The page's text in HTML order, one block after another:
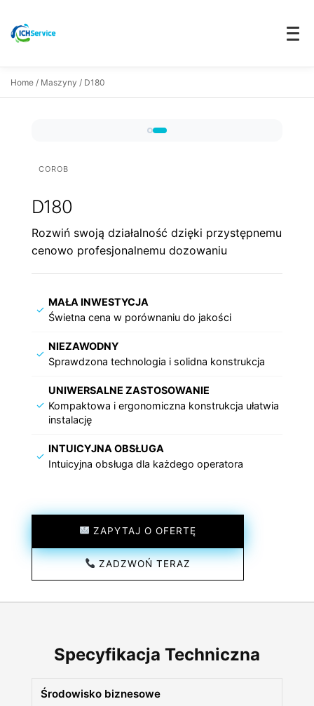
Home / Maszyny / D180
COROB
D180
Rozwiń swoją działalność dzięki przystępnemu
cenowo profesjonalnemu dozowaniu
✓
MAŁA INWESTYCJA
Świetna cena w porównaniu do jakości
✓
NIEZAWODNY
Sprawdzona technologia i solidna konstrukcja
✓
UNIWERSALNE ZASTOSOWANIE
Kompaktowa i ergonomiczna konstrukcja ułatwia
instalację
✓
INTUICYJNA OBSŁUGA
Intuicyjna obsługa dla każdego operatora
ZAPYTAJ O OFERTĘ
ZADZWOŃ TERAZ
Specyfikacja Techniczna
Środowisko biznesowe